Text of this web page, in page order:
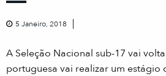
5 Janeiro, 2018
A Seleção Nacional sub-17 vai
portuguesa vai realizar um estágio